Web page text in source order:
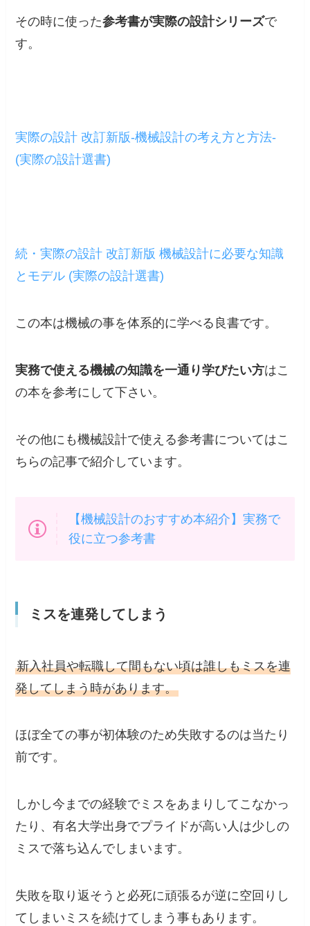
その時に使った参考書が実際の設計シリーズで
す。
実際の設計 改訂新版-機械設計の考え方と方法-
(実際の設計選書)
続・実際の設計 改訂新版 機械設計に必要な知識
とモデル (実際の設計選書)
この本は機械の事を体系的に学べる良書です。
実務で使える機械の知識を一通り学びたい方はこ
の本を参考にして下さい。
その他にも機械設計で使える参考書についてはこ
ちらの記事で紹介しています。
【機械設計のおすすめ本紹介】実務で
役に立つ参考書
ミスを連発してしまう
新入社員や転職して間もない頃は誰しもミスを連
発してしまう時があります。
ほぼ全ての事が初体験のため失敗するのは当たり
前です。
しかし今までの経験でミスをあまりしてこなかっ
たり、有名大学出身でプライドが高い人は少しの
ミスで落ち込んでしまいます。
失敗を取り返そうと必死に頑張るが逆に空回りし
てしまいミスを続けてしまう事もあります。